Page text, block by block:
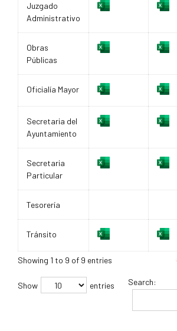
Juzgado
Administrativo
Obras
Públicas
Oficialía Mayor
Secretaria del
Ayuntamiento
Secretaria
Particular
Tesorería
Tránsito
Showing 1 to 9 of 9 entries
Show entries Search: